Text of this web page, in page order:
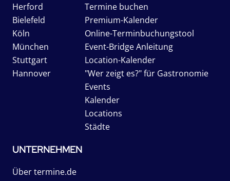
Herford
Bielefeld
Köln
München
Stuttgart
Hannover
Termine buchen
Premium-Kalender
Online-Terminbuchungstool
Event-Bridge Anleitung
Location-Kalender
"Wer zeigt es?" für Gastronomie
Events
Kalender
Locations
Städte
UNTERNEHMEN
Über termine.de